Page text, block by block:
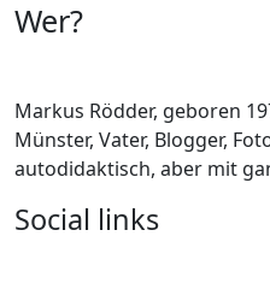
Wer?
Markus Rödder, geboren
Münster, Vater, Blogger,
autodidaktisch, aber mit
Social links